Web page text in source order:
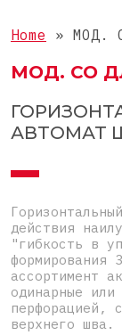
Таблетки
Мелкоштучные
Пакет саше 4
Дой-пак
Фигурный
Home » МОД.
МОД. CO
АВТОМАТ
действия
"гибкость в
ассортимент
одинарные
перфорацией,
верхнего шва.